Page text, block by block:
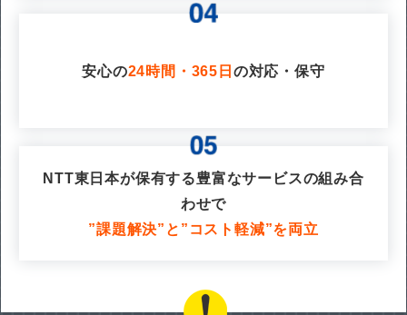
安心の24時間・365日 の対応・保守
NTT東日本が保有する豊富なサービスの組み合
わせで
”課題解決”と”コスト軽減”を両立